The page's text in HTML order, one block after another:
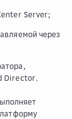
Server;
через
Director.